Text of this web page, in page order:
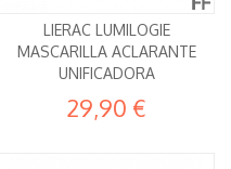
LIERAC LUMILOGIE
MASCARILLA ACLARANTE
UNIFICADORA
29,90 €